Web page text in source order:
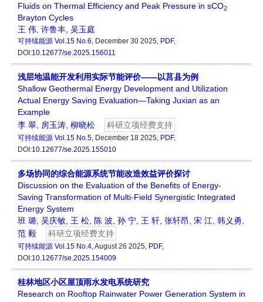
Fluids on Thermal Efficiency and Peak Pressure in sCO2
Brayton Cycles
王 伟, 许鲁丰, 吴玉庭
可持续能源 Vol.15 No.6, December 30 2025, PDF,
DOI:10.12677/se.2025.156011
浅层地温能开发利用实际节能评价——以莒县为例
Shallow Geothermal Energy Development and Utilization
Actual Energy Saving Evaluation—Taking Juxian as an
Example
李 翠, 房玉涛, 柳晓松 科研立项经费支持
可持续能源 Vol.15 No.5, December 18 2025, PDF,
DOI:10.12677/se.2025.155010
多场协同的综合能源系统节能改造效益评价探讨
Discussion on the Evaluation of the Benefits of Energy-
Saving Transformation of Multi-Field Synergistic Integrated
Energy System
班 璐, 吴庆敏, 王 松, 陈 波, 孙 宁, 王 轩, 张轩昂, 宋 江, 韩义勇,
范 毅
科研立项经费支持
可持续能源 Vol.15 No.4, August 26 2025, PDF,
DOI:10.12677/se.2025.154009
桂林地区小区屋顶雨水发电系统研究
Research on Rooftop Rainwater Power Generation System in